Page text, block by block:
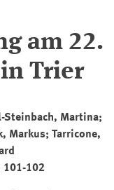
am 22.
Trier
Steinbach, Martina;
Markus; Tarricone,
101-102